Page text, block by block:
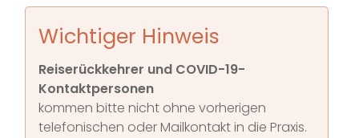
Wichtiger Hinweis
Reiserückkehrer und COVID-19-
Kontaktpersonen
kommen bitte nicht ohne vorherigen
telefonischen oder Mailkontakt in die Praxis.